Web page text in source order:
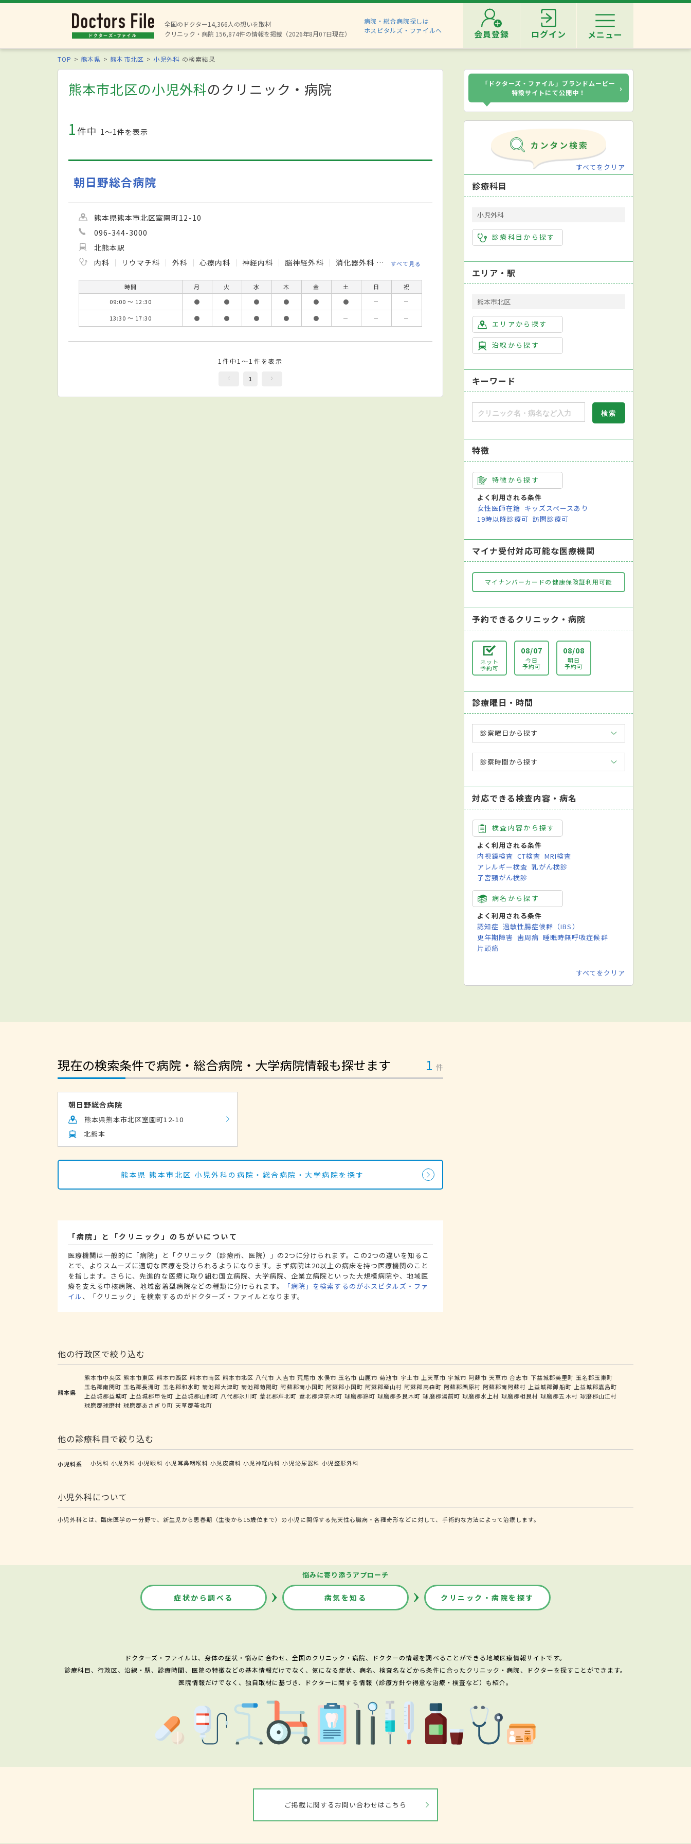
全国のドクター14,366人の想いを取材
クリニック・病院 156,874件の情報を掲載（2026年8月07日現在）
病院・総合病院探しは
ホスピタルズ・ファイルへ
会員登録 ログイン メニュー
TOP 熊本県 熊本市北区 小児外科 の検索結果
熊本市北区の小児外科のクリニック・病院
1件中 1〜1件を表示
朝日野総合病院
熊本県熊本市北区室園町12-10
096-344-3000
北熊本駅
内科
リウマチ科 外科 心療内科 神経内科 脳神経外科 消化器外科 小児科 整形外科 皮膚科 泌尿器科 産婦人科 眼科
すべて見る
時間 月 火 水 木 金 土 日
祝
09:00 ～ 12:30
● ● ● ● ● ● －
－
13:30 ～ 17:30
● ● ● ● ● － － －
1件中1～1件を表示
1
「ドクターズ・ファイル」ブランドムービー
特設サイトにて公開中！
›
すべてをクリア
診療科目
小児外科
診療科目から探す
エリア・駅
熊本市北区
エリアから探す
沿線から探す
キーワード
特徴
特徴から探す
よく利用される条件
女性医師在籍 キッズスペースあり
19時以降診療可 訪問診療可
マイナ受付対応可能な医療機関
マイナンバーカードの健康保険証利用可能
予約できるクリニック・病院
ネット
予約可
08/07
今日
予約可
08/08
明日
予約可
診療曜日・時間
診察曜日から探す
診察時間から探す
対応できる検査内容・病名
検査内容から探す
よく利用される条件
内視鏡検査 CT検査 MRI検査
アレルギー検査 乳がん検診
子宮頸がん検診
病名から探す
よく利用される条件
認知症 過敏性腸症候群（IBS）
更年期障害 歯周病 睡眠時無呼吸症候群
片頭痛
すべてをクリア
現在の検索条件で病院・総合病院・大学病院情報も探せます 1 件
朝日野総合病院
熊本県熊本市北区室園町12-10
北熊本
熊本県 熊本市北区 小児外科の病院・総合病院・大学病院を探す
「病院」と「クリニック」のちがいについて
医療機関は一般的に「病院」と「クリニック（診療所、医院）」の2つに分けられます。この2つの違いを知るこ
とで、よりスムーズに適切な医療を受けられるようになります。まず病院は20以上の病床を持つ医療機関のこと
を指します。さらに、先進的な医療に取り組む国立病院、大学病院、企業立病院といった大規模病院や、地域医
療を支える中核病院、地域密着型病院などの種類に分けられます。
「病院」を検索するのがホスピタルズ・ファ
イル、「クリニック」を検索するのがドクターズ・ファイルとなります。
他の行政区で絞り込む
熊本県
熊本市中央区 熊本市東区 熊本市西区 熊本市南区 熊本市北区 八代市 人吉市 荒尾市 水俣市 玉名市 山鹿市 菊池市 宇土市 上天草市 宇城市 阿蘇市 天草市 合志市 下益城郡美里町 玉名郡玉東町
玉名郡南関町 玉名郡長洲町 玉名郡和水町 菊池郡大津町 菊池郡菊陽町 阿蘇郡南小国町 阿蘇郡小国町 阿蘇郡産山村 阿蘇郡高森町 阿蘇郡西原村 阿蘇郡南阿蘇村 上益城郡御船町 上益城郡嘉島町
上益城郡益城町 上益城郡甲佐町 上益城郡山都町 八代郡氷川町 葦北郡芦北町 葦北郡津奈木町 球磨郡錦町 球磨郡多良木町 球磨郡湯前町 球磨郡水上村 球磨郡相良村 球磨郡五木村 球磨郡山江村
球磨郡球磨村 球磨郡あさぎり町 天草郡苓北町
他の診療科目で絞り込む
小児科系 小児科 小児外科 小児眼科 小児耳鼻咽喉科 小児皮膚科 小児神経内科 小児泌尿器科 小児整形外科
小児外科について
小児外科とは、臨床医学の一分野で、新生児から思春期（生後から15歳位まで）の小児に関係する先天性心臓病・各種奇形などに対して、手術的な方法によって治療します。
悩みに寄り添うアプローチ
症状から調べる 病気を知る クリニック・病院を探す
ドクターズ・ファイルは、身体の症状・悩みに合わせ、全国のクリニック・病院、ドクターの情報を調べることができる地域医療情報サイトです。
診療科目、行政区、沿線・駅、診療時間、医院の特徴などの基本情報だけでなく、気になる症状、病名、検査名などから条件に合ったクリニック・病院、ドクターを探すことができます。
医院情報だけでなく、独自取材に基づき、ドクターに関する情報（診療方針や得意な治療・検査など）も紹介。
ご掲載に関するお問い合わせはこちら